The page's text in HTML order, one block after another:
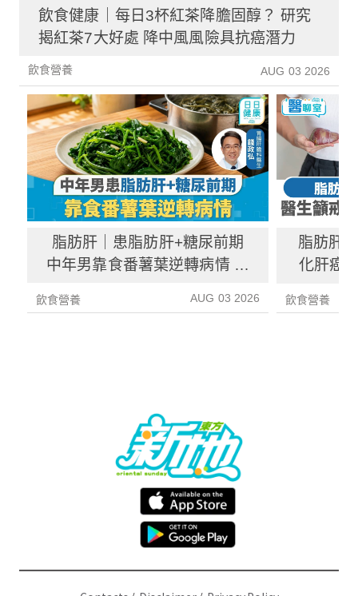
飲食健康｜每日3杯紅茶降膽固醇？ 研究
揭紅茶7大好處 降中風風險具抗癌潛力
飲食營養 AUG 03 2026
脂肪肝｜患脂肪肝+糖尿前期
中年男靠食番薯葉逆轉病情 肝
飲食營養 AUG 03 2026
脂肪肝
化肝癌
飲食營養